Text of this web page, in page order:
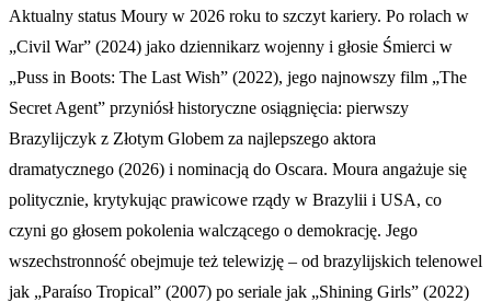
Aktualny status Moury w 2026 roku to szczyt kariery. Po rolach w
„Civil War” (2024) jako dziennikarz wojenny i głosie Śmierci w
„Puss in Boots: The Last Wish” (2022), jego najnowszy film „The
Secret Agent” przyniósł historyczne osiągnięcia: pierwszy
Brazylijczyk z Złotym Globem za najlepszego aktora
dramatycznego (2026) i nominacją do Oscara. Moura angażuje się
politycznie, krytykując prawicowe rządy w Brazylii i USA, co
czyni go głosem pokolenia walczącego o demokrację. Jego
wszechstronność obejmuje też telewizję – od brazylijskich telenowel
jak „Paraíso Tropical” (2007) po seriale jak „Shining Girls” (2022)